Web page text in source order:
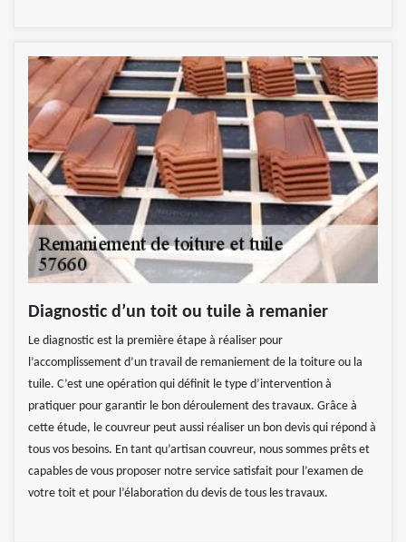
Diagnostic d’un toit ou tuile à remanier
Le diagnostic est la première étape à réaliser pour
l’accomplissement d’un travail de remaniement de la toiture ou la
tuile. C’est une opération qui définit le type d’intervention à
pratiquer pour garantir le bon déroulement des travaux. Grâce à
cette étude, le couvreur peut aussi réaliser un bon devis qui répond à
tous vos besoins. En tant qu’artisan couvreur, nous sommes prêts et
capables de vous proposer notre service satisfait pour l’examen de
votre toit et pour l’élaboration du devis de tous les travaux.